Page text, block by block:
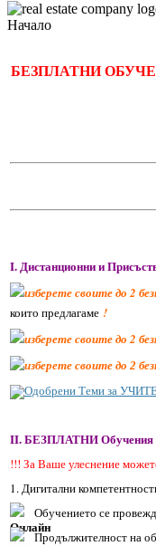
Начало
БЕЗПЛАТНИ
I. Дистанционни и
които предлагаме !
Одобрени Теми за
II. БЕЗПЛАТНИ Обучения с
!!! За Ваше улеснение
1. Дигитални
Обучението се
Продължителност на